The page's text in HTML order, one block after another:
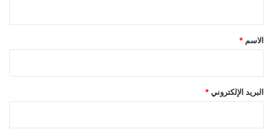
*
الاسم *
البريد الإلكتروني *